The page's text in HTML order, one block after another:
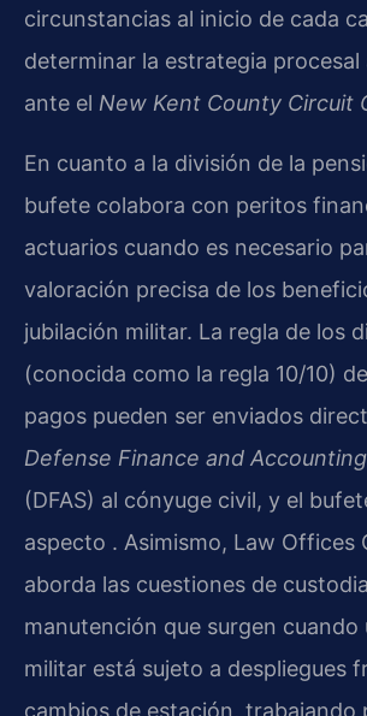
circunstancias al inicio de cada
determinar la estrategia procesal
ante el New Kent County Circuit
En cuanto a la división de la
bufete colabora con peritos
actuarios cuando es necesario
valoración precisa de los
jubilación militar. La regla de los
(conocida como la regla 10/10)
pagos pueden ser enviados
Defense Finance and
(DFAS) al cónyuge civil, y el
aspecto . Asimismo, Law Offices
aborda las cuestiones de
manutención que surgen cuando
militar está sujeto a despliegues
cambios de estación, trabajando